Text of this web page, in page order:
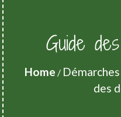
Guide
Home /
des